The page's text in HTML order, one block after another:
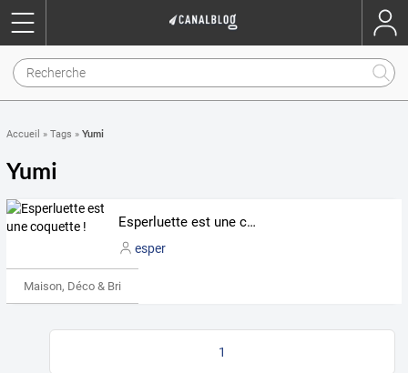
Accueil » Tags » Yumi
Yumi
Esperluette est une coquette !
esper
Maison, Déco & Bricolage
1